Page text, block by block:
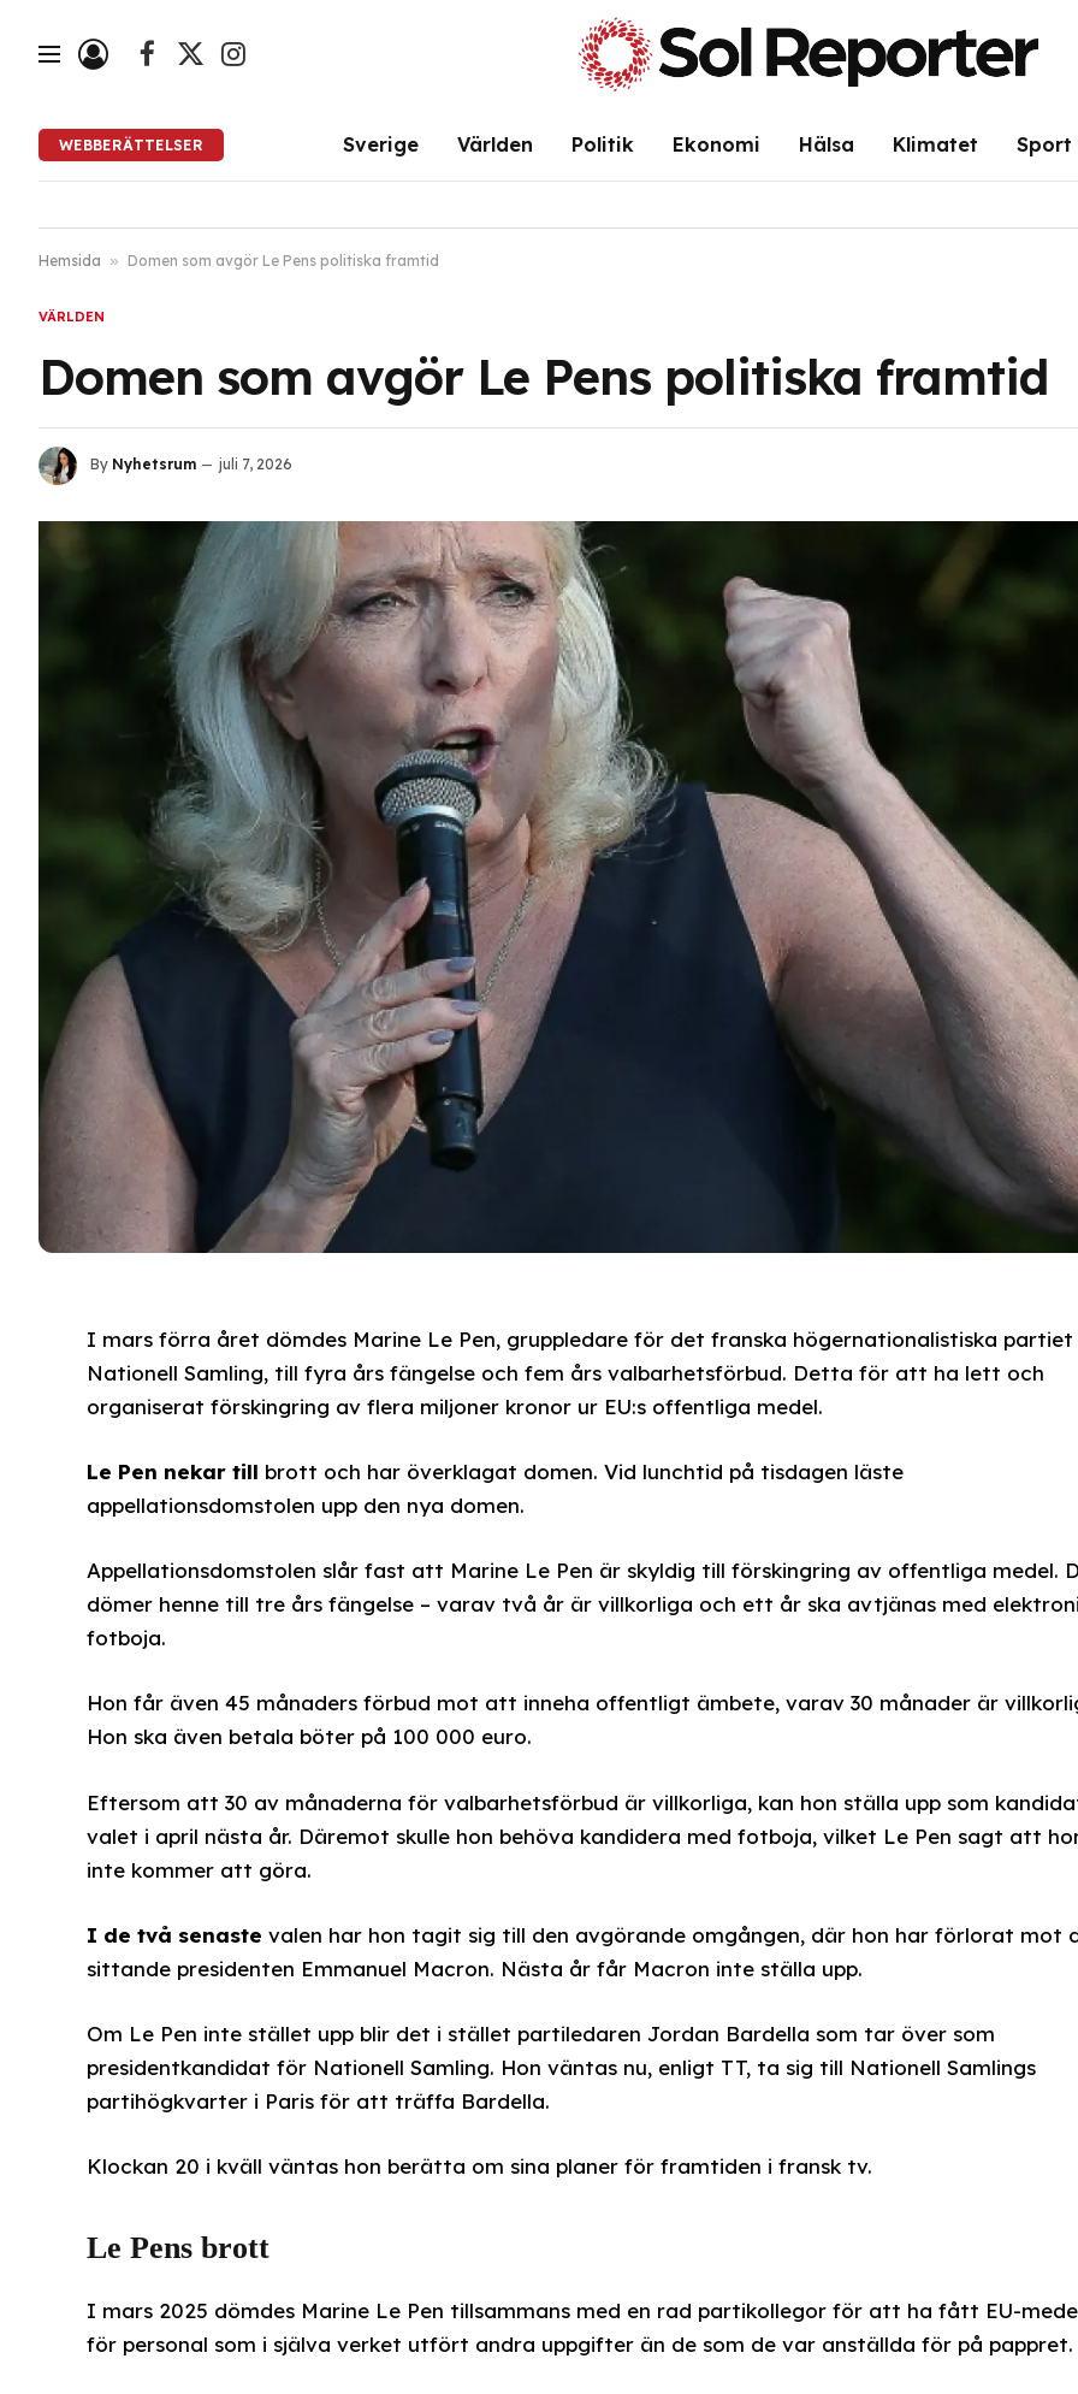
Facebook
X
Instagram
WEBBERÄTTELSER Sverige Världen Politik Ekonomi Hälsa Klimatet Sport
Hemsida » Domen som avgör Le Pens politiska framtid
VÄRLDEN
Domen som avgör Le Pens politiska framtid
By Nyhetsrum juli 7, 2026
I mars förra året dömdes Marine Le Pen, gruppledare för det franska högernationalistiska partiet
Nationell Samling, till fyra års fängelse och fem års valbarhetsförbud. Detta för att ha lett och
organiserat förskingring av flera miljoner kronor ur EU:s offentliga medel.
Le Pen nekar till brott och har överklagat domen. Vid lunchtid på tisdagen läste
appellationsdomstolen upp den nya domen.
Appellationsdomstolen slår fast att Marine Le Pen är skyldig till förskingring av offentliga medel.
dömer henne till tre års fängelse – varav två år är villkorliga och ett år ska avtjänas med
fotboja.
Hon får även 45 månaders förbud mot att inneha offentligt ämbete, varav 30 månader är
Hon ska även betala böter på 100 000 euro.
Eftersom att 30 av månaderna för valbarhetsförbud är villkorliga, kan hon ställa upp som
valet i april nästa år. Däremot skulle hon behöva kandidera med fotboja, vilket Le Pen sagt att
inte kommer att göra.
I de två senaste valen har hon tagit sig till den avgörande omgången, där hon har förlorat mot
sittande presidenten Emmanuel Macron. Nästa år får Macron inte ställa upp.
Om Le Pen inte stället upp blir det i stället partiledaren Jordan Bardella som tar över som
presidentkandidat för Nationell Samling. Hon väntas nu, enligt TT, ta sig till Nationell Samlings
partihögkvarter i Paris för att träffa Bardella.
Klockan 20 i kväll väntas hon berätta om sina planer för framtiden i fransk tv.
Le Pens brott
I mars 2025 dömdes Marine Le Pen tillsammans med en rad partikollegor för att ha fått EU-
för personal som i själva verket utfört andra uppgifter än de som de var anställda för på pappret.